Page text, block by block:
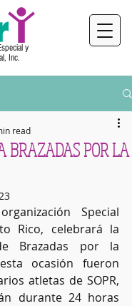
y
Inc.
BRAZADAS POR LA
read
Special
Rico, celebrará la
Brazadas por la
ocasión fueron
atletas de SOPR,
durante 24 horas